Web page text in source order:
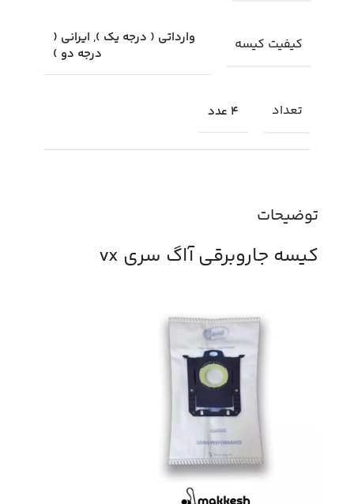
توضیحات
کیسه جاروبرقی آاگ سری vx
کیفیت کیسه
وارداتی ( درجه یک ), ایرانی (
درجه دو )
تعداد 4 عدد